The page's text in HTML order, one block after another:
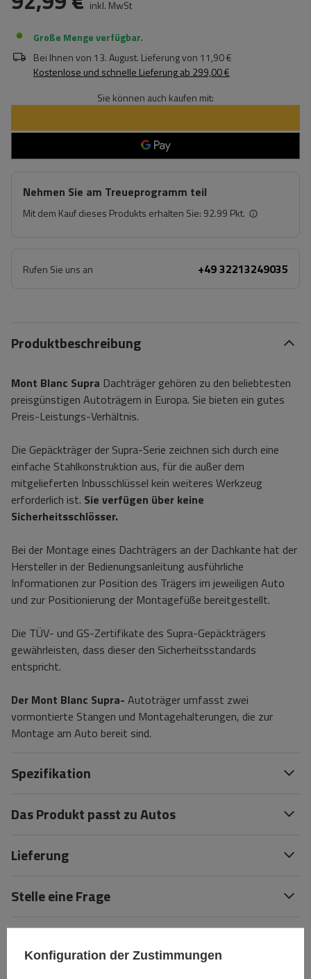
inkl. MwSt
Große Menge verfügbar
Bei Ihnen von 13. August. Lieferung von 11,90 €
Kostenlose und schnelle Lieferungab 299,00 €
Sie können auch kaufen mit:
Nehmen Sie am Treueprogramm teil
Mit dem Kauf dieses Produkts erhalten Sie: 92.99 Pkt.
Rufen Sie uns an +49 32213249035
Produktbeschreibung
Mont Blanc Supra Dachträger gehören zu den beliebtesten
preisgünstigen Autoträgern in Europa. Sie bieten ein gutes
Preis-Leistungs-Verhältnis.
Die Gepäckträger der Supra-Serie zeichnen sich durch eine
einfache Stahlkonstruktion aus, für die außer dem
mitgelieferten Inbusschlüssel kein weiteres Werkzeug
erforderlich ist. Sie verfügen über keine
Sicherheitsschlösser.
Bei der Montage eines Dachträgers an der Dachkante hat der
Hersteller in der Bedienungsanleitung ausführliche
Informationen zur Position des Trägers im jeweiligen Auto
und zur Positionierung der Montagefüße bereitgestellt.
Die TÜV- und GS-Zertifikate des Supra-Gepäckträgers
gewährleisten, dass dieser den Sicherheitsstandards
entspricht.
Der Mont Blanc Supra- Autoträger umfasst zwei
vormontierte Stangen und Montagehalterungen, die zur
Montage am Auto bereit sind.
Spezifikation
Das Produkt passt zu Autos
Lieferung
Stelle eine Frage
Konfiguration der Zustimmungen